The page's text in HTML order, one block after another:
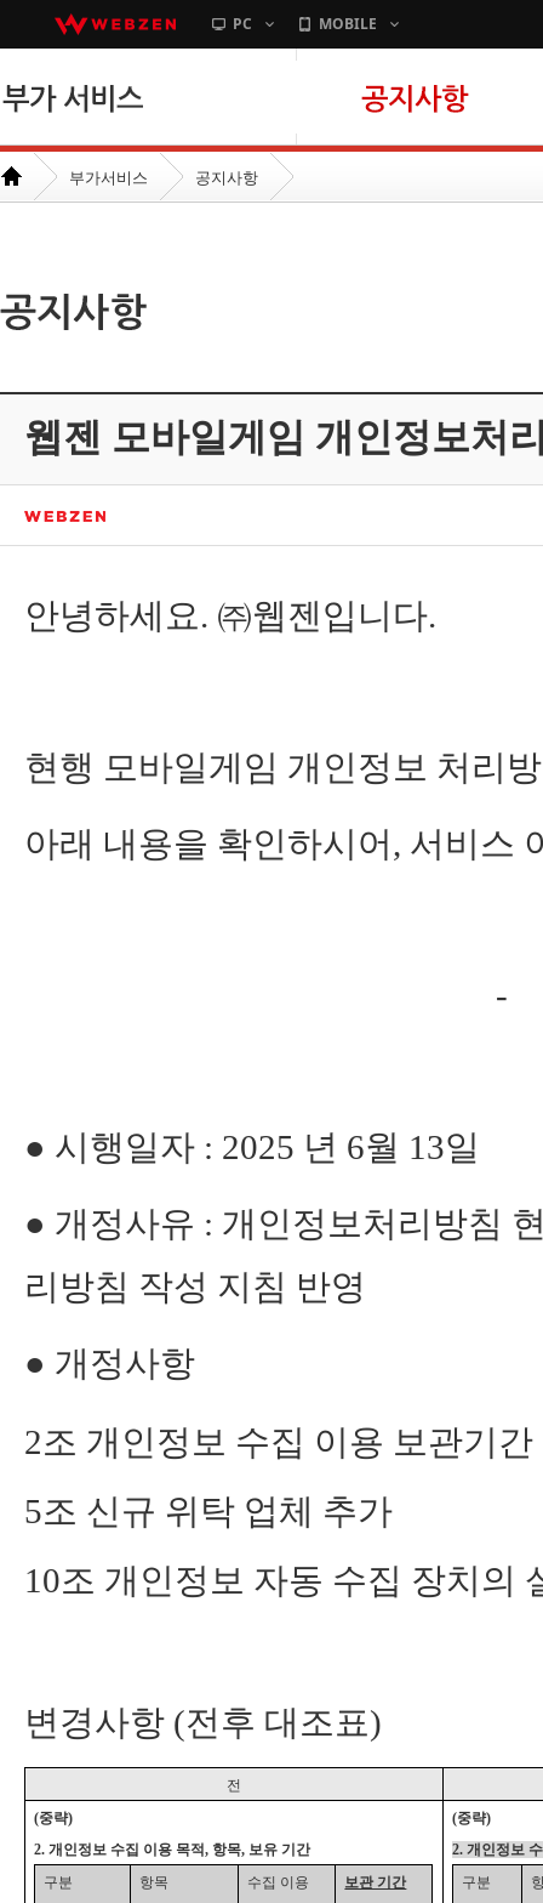
PC MOBILE
부가서비스 공지사항
웹젠 모바일게임 개인정보처
안녕하세요. ㈜웹젠입니다.
현행 모바일게임 개인정보 처리
아래 내용을 확인하시어, 서비스
-
● 시행일자 : 2025 년 6월 13일
● 개정사유 : 개인정보처리방침
리방침 작성 지침 반영
● 개정사항
2조 개인정보 수집 이용 보관기
5조 신규 위탁 업체 추가
10조 개인정보 자동 수집 장치의
변경사항 (전후 대조표)
전
(중략)
2.개인정보 수집 이용 목적, 항목, 보유 기간
구분
항목
수집 이용
보관 기간
(중략)
2.개인정보
구분